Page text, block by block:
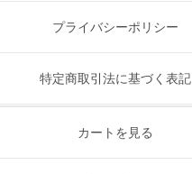
プライバシーポリシー
特定商取引法に基づく表記
カートを見る